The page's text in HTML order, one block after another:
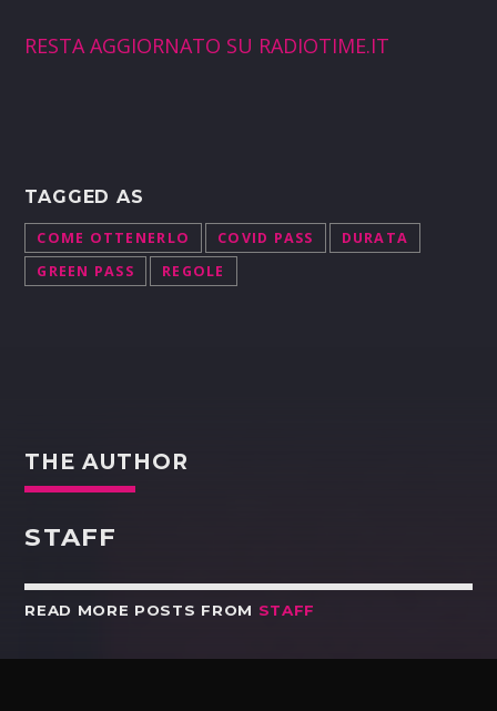
RESTA AGGIORNATO SU RADIOTIME.IT
TAGGED AS
COME OTTENERLO COVID PASS
DURATA
GREEN PASS
REGOLE
THE AUTHOR
STAFF
READ MORE POSTS FROM STAFF